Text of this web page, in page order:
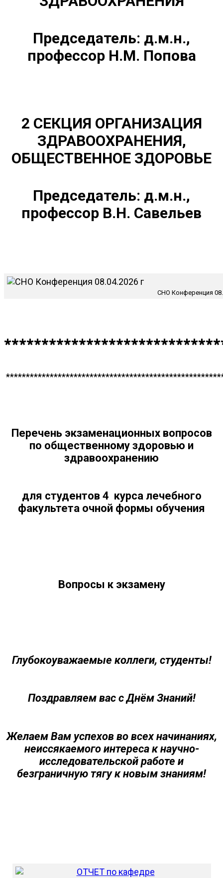
Председатель: д.м.н.,
профессор Н.М. Попова
2 СЕКЦИЯ ОРГАНИЗАЦИЯ
ЗДРАВООХРАНЕНИЯ,
ОБЩЕСТВЕННОЕ ЗДОРОВЬЕ
Председатель: д.м.н.,
профессор В.Н. Савельев
СНО Конференция
Перечень экзаменационных вопросов
по общественному здоровью и
здравоохранению
для студентов 4 курса лечебного
факультета очной формы обучения
Вопросы к экзамену
Глубокоуважаемые коллеги, студенты!
Поздравляем вас с Днём Знаний!
Желаем Вам успехов во всех начинаниях,
неиссякаемого интереса к научно-
исследовательской работе и
безграничную тягу к новым знаниям!